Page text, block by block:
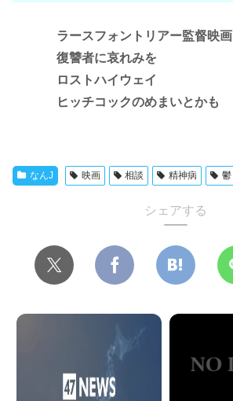
ラースフォントリアー監督映画
復讐者に哀れみを
ロストハイウェイ
ヒッチコックのめまいとかも
なんJ 映画 相談 精神病 鬱
シェアする